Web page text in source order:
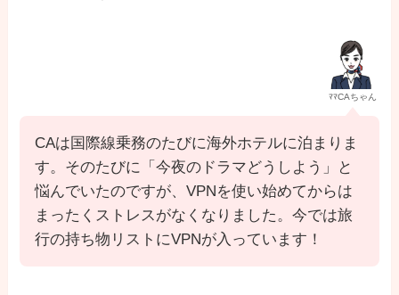
ﾏﾏCAちゃん
CAは国際線乗務のたびに海外ホテルに泊まりま
す。そのたびに「今夜のドラマどうしよう」と
悩んでいたのですが、VPNを使い始めてからは
まったくストレスがなくなりました。今では旅
行の持ち物リストにVPNが入っています！